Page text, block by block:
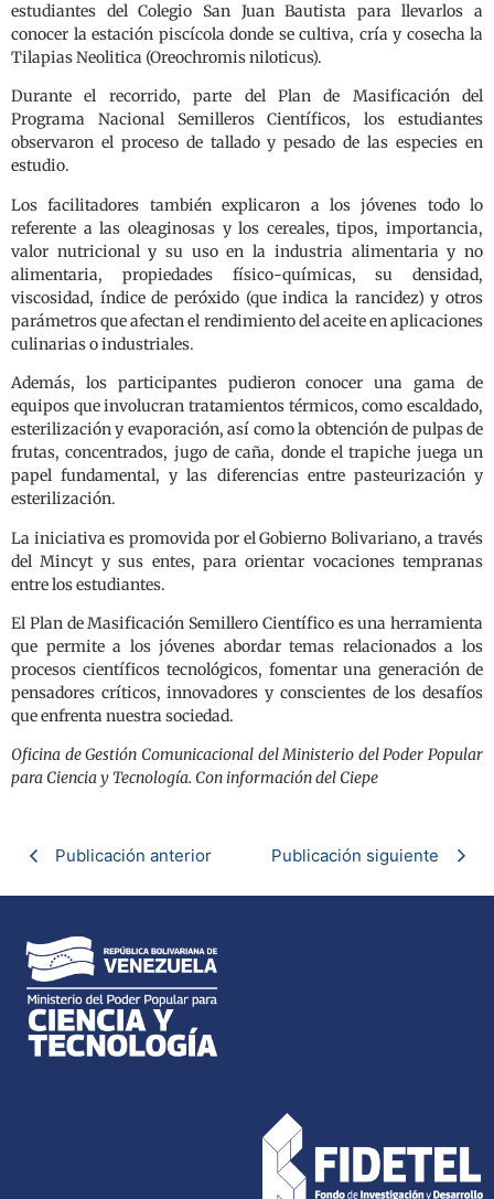
estudiantes del Colegio San Juan Bautista para llevarlos a
conocer la estación piscícola donde se cultiva, cría y cosecha la
Tilapias Neolitica (Oreochromis niloticus).
Durante el recorrido, parte del Plan de Masificación del
Programa Nacional Semilleros Científicos, los estudiantes
observaron el proceso de tallado y pesado de las especies en
estudio.
Los facilitadores también explicaron a los jóvenes todo lo
referente a las oleaginosas y los cereales, tipos, importancia,
valor nutricional y su uso en la industria alimentaria y no
alimentaria, propiedades físico-químicas, su densidad,
viscosidad, índice de peróxido (que indica la rancidez) y otros
parámetros que afectan el rendimiento del aceite en aplicaciones
culinarias o industriales.
Además, los participantes pudieron conocer una gama de
equipos que involucran tratamientos térmicos, como escaldado,
esterilización y evaporación, así como la obtención de pulpas de
frutas, concentrados, jugo de caña, donde el trapiche juega un
papel fundamental, y las diferencias entre pasteurización y
esterilización.
La iniciativa es promovida por el Gobierno Bolivariano, a través
del Mincyt y sus entes, para orientar vocaciones tempranas
entre los estudiantes.
El Plan de Masificación Semillero Científico es una herramienta
que permite a los jóvenes abordar temas relacionados a los
procesos científicos tecnológicos, fomentar una generación de
pensadores críticos, innovadores y conscientes de los desafíos
que enfrenta nuestra sociedad.
Oficina de Gestión Comunicacional del Ministerio del Poder Popular
para Ciencia y Tecnología. Con información del Ciepe
Publicación anterior Publicación siguiente